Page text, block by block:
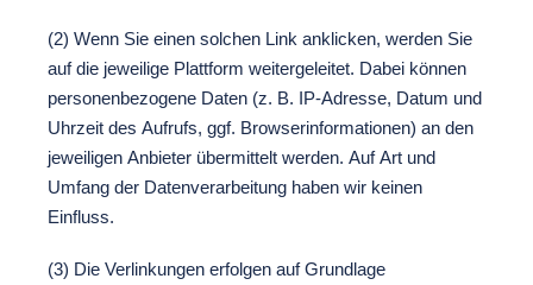
(2) Wenn Sie einen solchen Link anklicken, werden Sie
auf die jeweilige Plattform weitergeleitet. Dabei können
personenbezogene Daten (z. B. IP-Adresse, Datum und
Uhrzeit des Aufrufs, ggf. Browserinformationen) an den
jeweiligen Anbieter übermittelt werden. Auf Art und
Umfang der Datenverarbeitung haben wir keinen
Einfluss.
(3) Die Verlinkungen erfolgen auf Grundlage